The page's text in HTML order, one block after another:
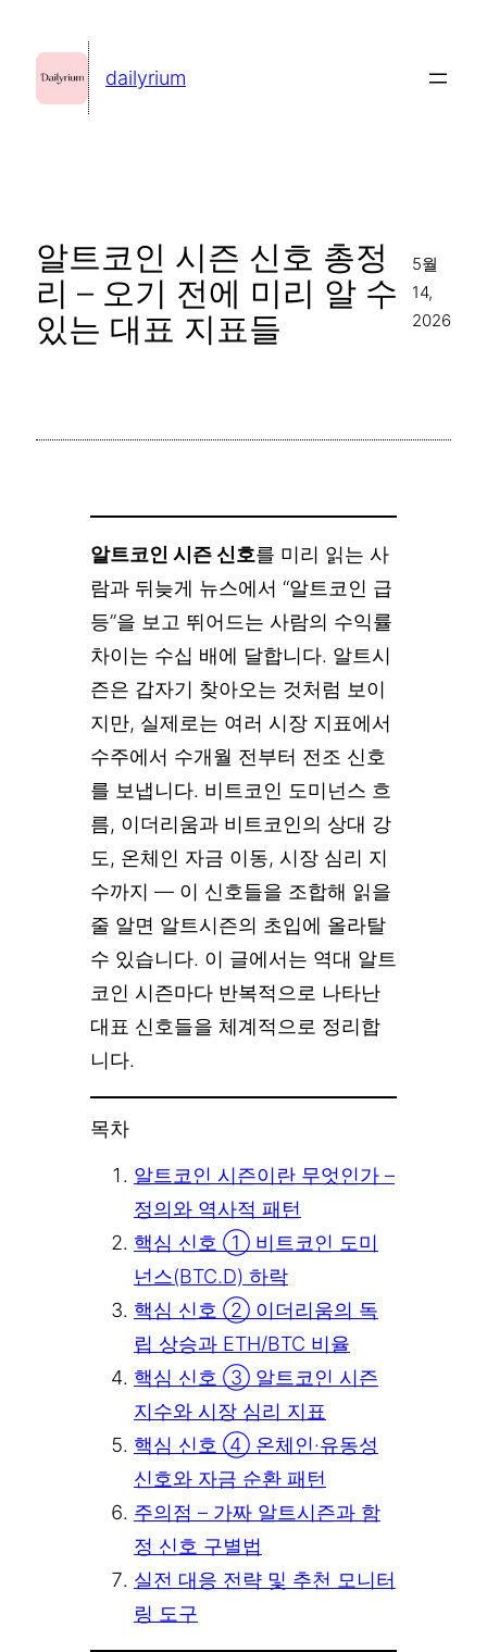
dailyrium
알트코인 시즌 신호 총정
리 – 오기 전에 미리 알 수
있는 대표 지표들
5월
14,
2026
알트코인 시즌 신호를 미리 읽는 사
람과 뒤늦게 뉴스에서 “알트코인 급
등”을 보고 뛰어드는 사람의 수익률
차이는 수십 배에 달합니다. 알트시
즌은 갑자기 찾아오는 것처럼 보이
지만, 실제로는 여러 시장 지표에서
수주에서 수개월 전부터 전조 신호
를 보냅니다. 비트코인 도미넌스 흐
름, 이더리움과 비트코인의 상대 강
도, 온체인 자금 이동, 시장 심리 지
수까지 — 이 신호들을 조합해 읽을
줄 알면 알트시즌의 초입에 올라탈
수 있습니다. 이 글에서는 역대 알트
코인 시즌마다 반복적으로 나타난
대표 신호들을 체계적으로 정리합
니다.
목차
알트코인 시즌이란 무엇인가 –
정의와 역사적 패턴
핵심 신호 ① 비트코인 도미
넌스(BTC.D) 하락
핵심 신호 ② 이더리움의 독
립 상승과 ETH/BTC 비율
핵심 신호 ③ 알트코인 시즌
지수와 시장 심리 지표
핵심 신호 ④ 온체인·유동성
신호와 자금 순환 패턴
주의점 – 가짜 알트시즌과 함
정 신호 구별법
실전 대응 전략 및 추천 모니터
링 도구